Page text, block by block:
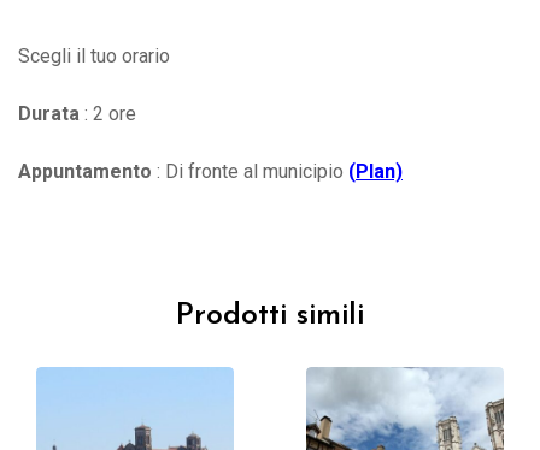
Scegli il tuo orario
Durata : 2 ore
Appuntamento : Di fronte al municipio (Plan)
Prodotti simili